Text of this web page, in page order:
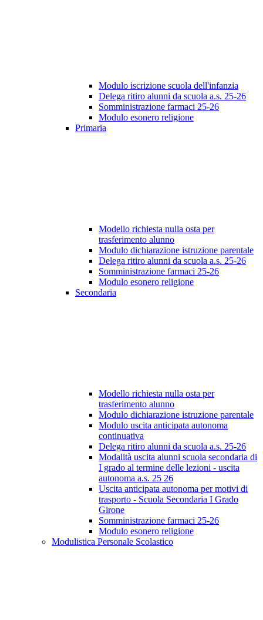
Modulo iscrizione scuola dell'infanzia
Delega ritiro alunni da scuola a.s. 25-26
Somministrazione farmaci 25-26
Modulo esonero religione
Primaria
Modello richiesta nulla osta per
trasferimento alunno
Modulo dichiarazione istruzione parentale
Delega ritiro alunni da scuola a.s. 25-26
Somministrazione farmaci 25-26
Modulo esonero religione
Secondaria
Modello richiesta nulla osta per
trasferimento alunno
Modulo dichiarazione istruzione parentale
Modulo uscita anticipata autonoma
continuativa
Delega ritiro alunni da scuola a.s. 25-26
Modalità uscita alunni scuola secondaria di
I grado al termine delle lezioni - uscita
autonoma a.s. 25 26
Uscita anticipata autonoma per motivi di
trasporto - Scuola Secondaria I Grado
Girone
Somministrazione farmaci 25-26
Modulo esonero religione
Modulistica Personale Scolastico